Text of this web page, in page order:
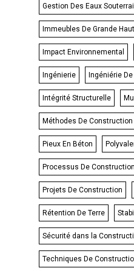
Gestion Des Eaux
Immeubles De Grande
Impact Environnemental
Ingénierie Ingéniérie
Intégrité Structurelle
Méthodes De Construction
Pieux En Béton
Processus De Construction
Projets De Construction
Rétention De Terre
Sécurité dans la
Techniques De